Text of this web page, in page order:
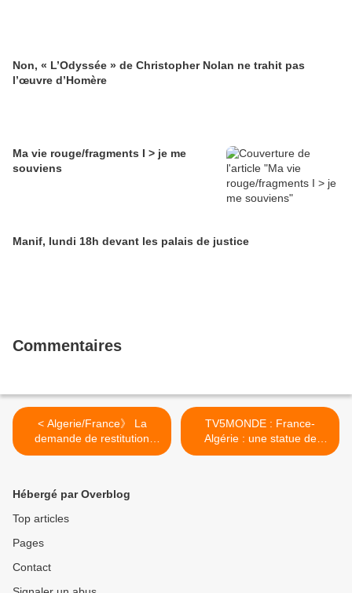
Non, « L’Odyssée » de Christopher Nolan ne trahit pas
l’œuvre d’Homère
Ma vie rouge/fragments I > je me
souviens
Manif, lundi 18h devant les palais de justice
Commentaires
< Algerie/France》 La
demande de restitution
formulée par l' Algérie
TV5MONDE : France-
Algérie : une statue de
général Bigeard réveille les
Hébergé par Overblog
Top articles
Pages
Contact